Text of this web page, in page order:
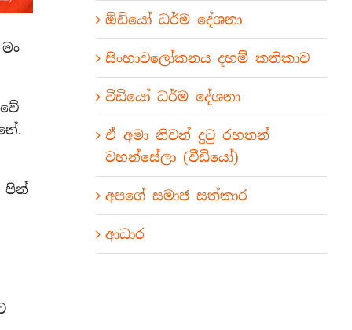
පින්
ඕඩියෝ ධර්ම දේශනා
සිංහාවලෝකනය දහම් කතිකාව
වීඩියෝ ධර්ම දේශනා
ඒ අමා නිවන් දුටු රහතන්
වහන්සේලා (වීඩියෝ)
අපගේ සමාජ සත්කාර
ආධාර